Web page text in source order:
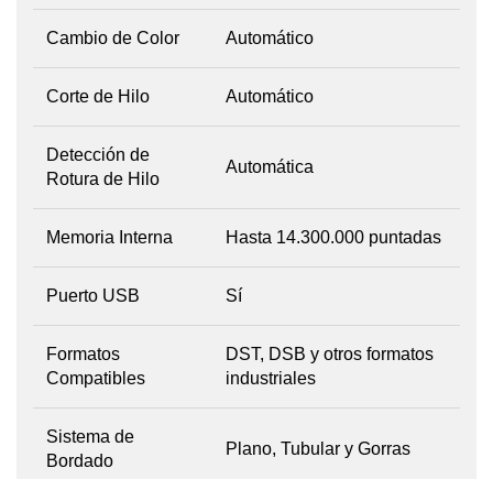
Cambio de Color Automático
Corte de Hilo Automático
Detección de
Rotura de Hilo
Automática
Memoria Interna Hasta 14.300.000 puntadas
Puerto USB Sí
Formatos
Compatibles
DST, DSB y otros formatos
industriales
Sistema de
Bordado
Plano, Tubular y Gorras